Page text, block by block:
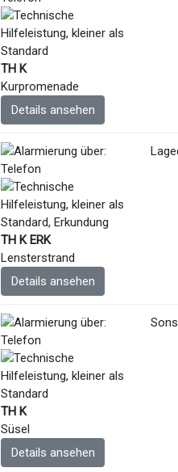
TH K
Kurpromenade
Details ansehen
TH K ERK
Lensterstrand
Details ansehen
TH K
Süsel
Details ansehen